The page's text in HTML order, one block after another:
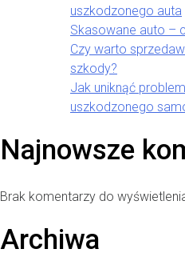
uszkodzonego auta
Skasowane auto –
Czy warto
szkody?
Jak uniknąć
uszkodzonego
Najnowsze
Brak komentarzy do
Archiwa